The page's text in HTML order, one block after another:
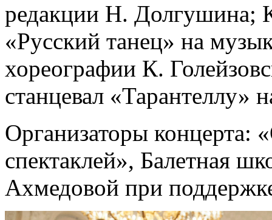
редакции Н. Долгушина;
«Русский танец» на
хореографии К.
станцевал «Тарантеллу»
Организаторы концерта:
спектаклей», Балетная
Ахмедовой при